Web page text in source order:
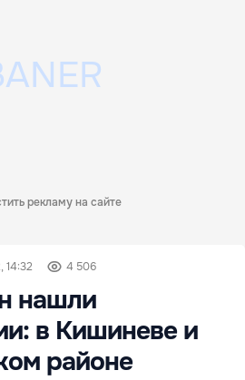
рекламу на сайте
14:32 4 506
нашли
в Кишиневе и
районе